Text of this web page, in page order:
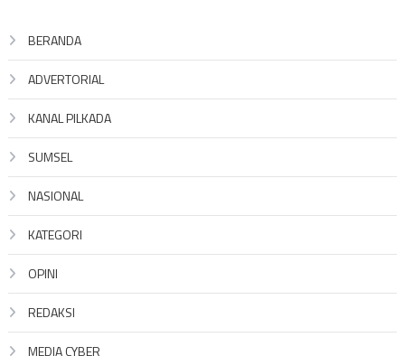
BERANDA
ADVERTORIAL
KANAL PILKADA
SUMSEL
NASIONAL
KATEGORI
OPINI
REDAKSI
MEDIA CYBER